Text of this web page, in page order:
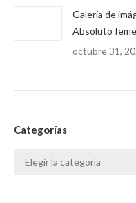
Galería de
Absoluto
octubre 31,
Categorías
Categorías